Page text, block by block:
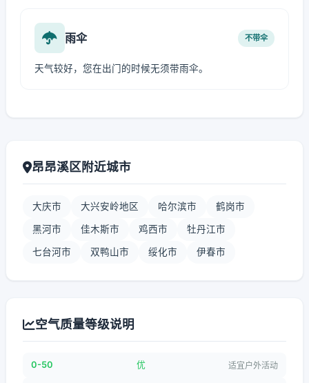
雨伞 不带伞
天气较好，您在出门的时候无须带雨伞。
昂昂溪区附近城市
大庆市 大兴安岭地区 哈尔滨市 鹤岗市
黑河市 佳木斯市 鸡西市 牡丹江市
七台河市 双鸭山市 绥化市 伊春市
空气质量等级说明
0-50 优 适宜户外活动